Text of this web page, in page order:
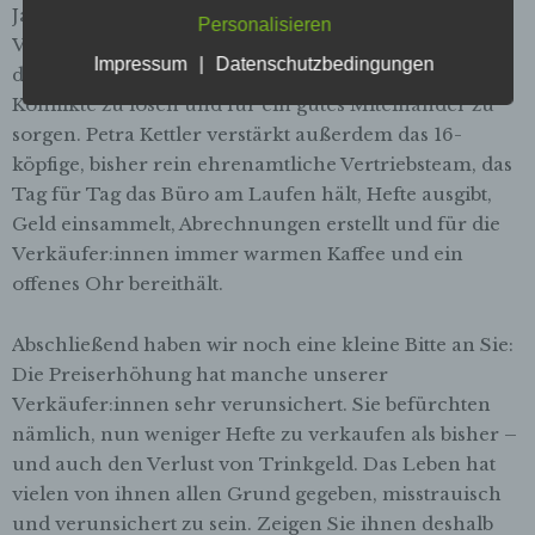
Jahren! Ihre Aufgabe ist es unter anderem,
Verkäufer:innen an ihren Standorten aufzusuchen,
dort auch mit Laden­inhaber:innen zu sprechen,
Konflikte zu lösen und für ein gutes Miteinander zu
sorgen. Petra Kettler verstärkt außerdem das 16-
köpfige, bisher rein ehren­amt­liche Vertriebsteam, das
Tag für Tag das Büro am Laufen hält, Hefte ausgibt,
Geld einsammelt, Abrechnungen erstellt und für die
Verkäufer:innen immer warmen Kaffee und ein
offenes Ohr bereithält.
Abschließend haben wir noch eine kleine Bitte an Sie:
Die Preiserhöhung hat manche unserer
Verkäufer:innen sehr verunsichert. Sie befürchten
nämlich, nun weniger Hefte zu verkaufen als bisher –
und auch den Verlust von Trinkgeld. Das Leben hat
vielen von ihnen allen Grund gegeben, misstrauisch
und verunsichert zu sein. Zeigen Sie ihnen deshalb
Wir verwenden in dieser Datenschutzerklärung
Personenbezogene Daten sind alle
Informationen, die sich auf eine identifizierte
oder identifizierbare natürliche Person (im
Folgenden „betroffene Person") beziehen.
Als identifizierbar wird eine natürliche
Person angesehen, die direkt oder indirekt,
insbesondere mittels Zuordnung zu einer
Online-Kennung oder zu einem oder
mehreren besonderen Merkmalen, die
Ausdruck der physischen, physiologischen,
genetischen, psychischen, wirtschaftlichen,
kulturellen oder sozialen Identität dieser
natürlichen Person sind, identifiziert werden
kann.
Personalisieren
Impressum
Datenschutzbedingungen